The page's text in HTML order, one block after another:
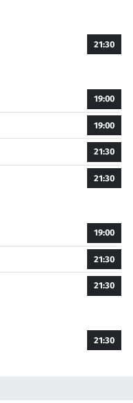
21:30
19:00
19:00
21:30
21:30
19:00
21:30
21:30
21:30